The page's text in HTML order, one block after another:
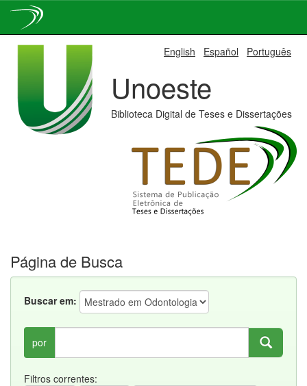
English Español Português
Unoeste
Biblioteca Digital de Teses e Dissertações
Página de Busca
Buscar em:
por
Filtros correntes: